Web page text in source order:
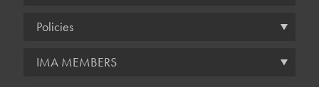
Policies
IMA MEMBERS